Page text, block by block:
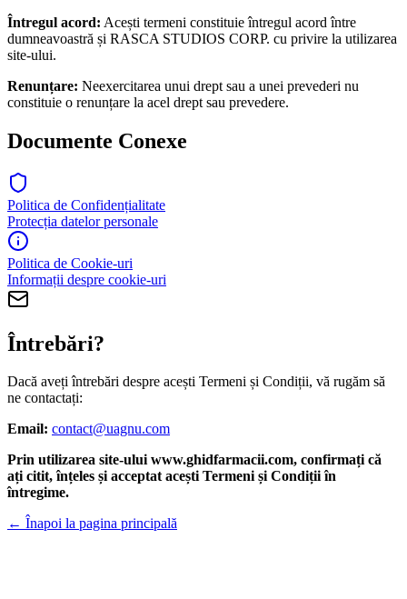
Întregul acord: Acești termeni constituie întregul acord între
dumneavoastră și RASCA STUDIOS CORP. cu privire la utilizarea
site-ului.
Renunțare: Neexercitarea unui drept sau a unei prevederi nu
constituie o renunțare la acel drept sau prevedere.
Documente Conexe
Politica de Confidențialitate
Protecția datelor personale
Politica de Cookie-uri
Informații despre cookie-uri
Întrebări?
Dacă aveți întrebări despre acești Termeni și Condiții, vă rugăm să
ne contactați:
Email: contact@uagnu.com
Prin utilizarea site-ului www.ghidfarmacii.com, confirmați că
ați citit, înțeles și acceptat acești Termeni și Condiții în
întregime.
← Înapoi la pagina principală